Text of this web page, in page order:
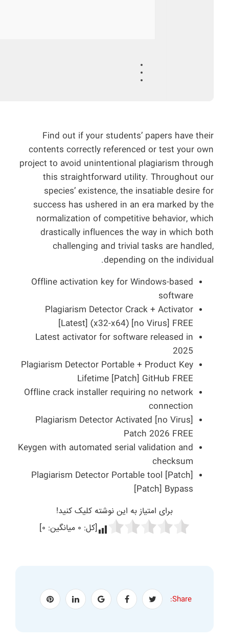
Find out if your students’ papers have their
contents correctly referenced or test your own
project to avoid unintentional plagiarism through
this straightforward utility. Throughout our
species’ existence, the insatiable desire for
success has ushered in an era marked by the
normalization of competitive behavior, which
drastically influences the way in which both
challenging and trivial tasks are handled,
depending on the individual.
Offline activation key for Windows-based
software
Plagiarism Detector Crack + Activator
[Latest] (x32-x64) [no Virus] FREE
Latest activator for software released in
2025
Plagiarism Detector Portable + Product Key
Lifetime [Patch] GitHub FREE
Offline crack installer requiring no network
connection
Plagiarism Detector Activated [no Virus]
Patch 2026 FREE
Keygen with automated serial validation and
checksum
Plagiarism Detector Portable tool [Patch]
[Patch] Bypass
برای امتیاز به این نوشته کلیک کنید!
[کل: ۰ میانگین: ۰]
Share: